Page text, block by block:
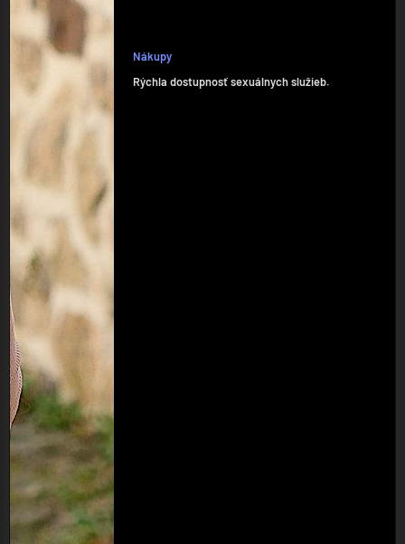
Nákupy
Rýchla dostupnosť sexuálnych služieb.